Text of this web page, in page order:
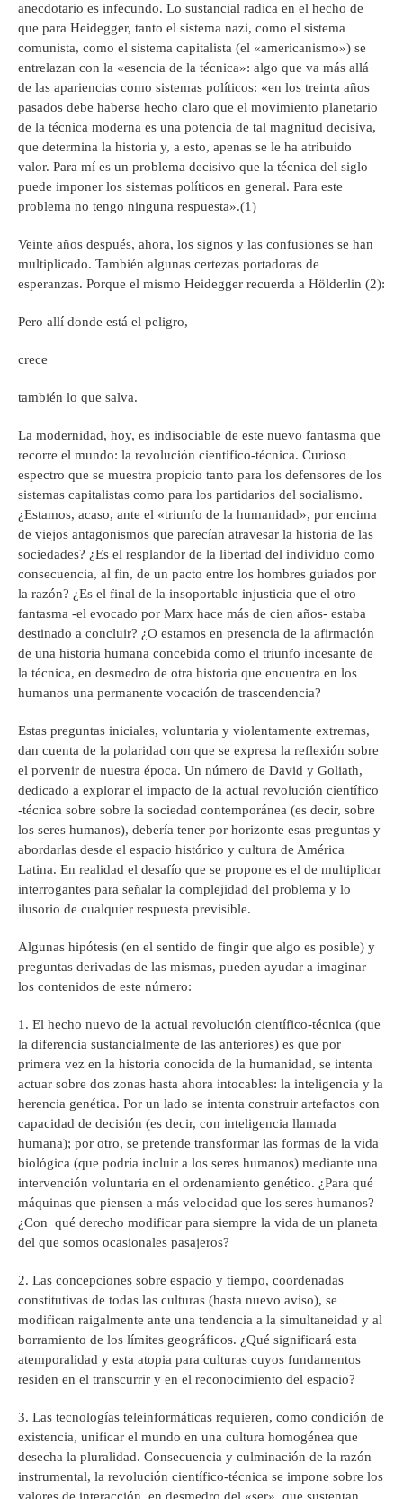
anecdotario es infecundo. Lo sustancial radica en el hecho de
que para Heidegger, tanto el sistema nazi, como el sistema
comunista, como el sistema capitalista (el «americanismo») se
entrelazan con la «esencia de la técnica»: algo que va más allá
de las apariencias como sistemas políticos: «en los treinta años
pasados debe haberse hecho claro que el movimiento planetario
de la técnica moderna es una potencia de tal magnitud decisiva,
que determina la historia y, a esto, apenas se le ha atribuido
valor. Para mí es un problema decisivo que la técnica del siglo
puede imponer los sistemas políticos en general. Para este
problema no tengo ninguna respuesta».(1)
Veinte años después, ahora, los signos y las confusiones se han
multiplicado. También algunas certezas portadoras de
esperanzas. Porque el mismo Heidegger recuerda a Hölderlin (2):
Pero allí donde está el peligro,
crece
también lo que salva.
La modernidad, hoy, es indisociable de este nuevo fantasma que
recorre el mundo: la revolución científico-técnica. Curioso
espectro que se muestra propicio tanto para los defensores de los
sistemas capitalistas como para los partidarios del socialismo.
¿Estamos, acaso, ante el «triunfo de la humanidad», por encima
de viejos antagonismos que parecían atravesar la historia de las
sociedades? ¿Es el resplandor de la libertad del individuo como
consecuencia, al fin, de un pacto entre los hombres guiados por
la razón? ¿Es el final de la insoportable injusticia que el otro
fantasma -el evocado por Marx hace más de cien años- estaba
destinado a concluir? ¿O estamos en presencia de la afirmación
de una historia humana concebida como el triunfo incesante de
la técnica, en desmedro de otra historia que encuentra en los
humanos una permanente vocación de trascendencia?
Estas preguntas iniciales, voluntaria y violentamente extremas,
dan cuenta de la polaridad con que se expresa la reflexión sobre
el porvenir de nuestra época. Un número de David y Goliath,
dedicado a explorar el impacto de la actual revolución científico
-técnica sobre sobre la sociedad contemporánea (es decir, sobre
los seres humanos), debería tener por horizonte esas preguntas y
abordarlas desde el espacio histórico y cultura de América
Latina. En realidad el desafío que se propone es el de multiplicar
interrogantes para señalar la complejidad del problema y lo
ilusorio de cualquier respuesta previsible.
Algunas hipótesis (en el sentido de fingir que algo es posible) y
preguntas derivadas de las mismas, pueden ayudar a imaginar
los contenidos de este número:
1. El hecho nuevo de la actual revolución científico-técnica (que
la diferencia sustancialmente de las anteriores) es que por
primera vez en la historia conocida de la humanidad, se intenta
actuar sobre dos zonas hasta ahora intocables: la inteligencia y la
herencia genética. Por un lado se intenta construir artefactos con
capacidad de decisión (es decir, con inteligencia llamada
humana); por otro, se pretende transformar las formas de la vida
biológica (que podría incluir a los seres humanos) mediante una
intervención voluntaria en el ordenamiento genético. ¿Para qué
máquinas que piensen a más velocidad que los seres humanos?
¿Con qué derecho modificar para siempre la vida de un planeta
del que somos ocasionales pasajeros?
2. Las concepciones sobre espacio y tiempo, coordenadas
constitutivas de todas las culturas (hasta nuevo aviso), se
modifican raigalmente ante una tendencia a la simultaneidad y al
borramiento de los límites geográficos. ¿Qué significará esta
atemporalidad y esta atopia para culturas cuyos fundamentos
residen en el transcurrir y en el reconocimiento del espacio?
3. Las tecnologías teleinformáticas requieren, como condición de
existencia, unificar el mundo en una cultura homogénea que
desecha la pluralidad. Consecuencia y culminación de la razón
instrumental, la revolución científico-técnica se impone sobre los